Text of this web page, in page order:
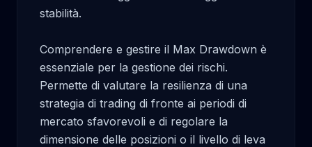
stabilità.
Comprendere e gestire il Max Drawdown è
essenziale per la gestione dei rischi.
Permette di valutare la resilienza di una
strategia di trading di fronte ai periodi di
mercato sfavorevoli e di regolare la
dimensione delle posizioni o il livello di leva